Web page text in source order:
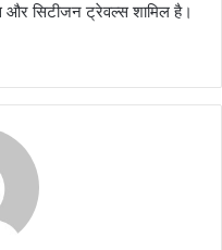
और सिटीजन ट्रेवल्स शामिल है।